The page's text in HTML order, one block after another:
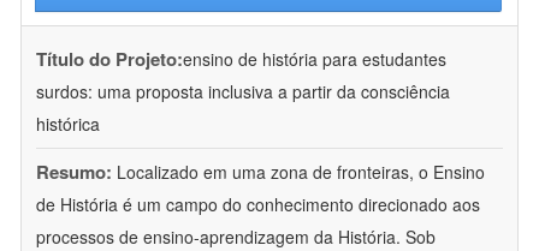
Título do Projeto:ensino de história para estudantes
surdos: uma proposta inclusiva a partir da consciência
histórica
Resumo: Localizado em uma zona de fronteiras, o Ensino
de História é um campo do conhecimento direcionado aos
processos de ensino-aprendizagem da História. Sob